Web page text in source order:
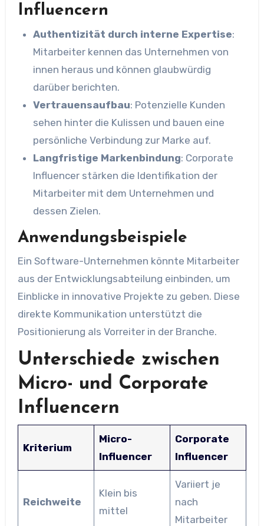
Influencern
Authentizität durch interne Expertise:
Mitarbeiter kennen das Unternehmen von
innen heraus und können glaubwürdig
darüber berichten.
Vertrauensaufbau: Potenzielle Kunden
sehen hinter die Kulissen und bauen eine
persönliche Verbindung zur Marke auf.
Langfristige Markenbindung: Corporate
Influencer stärken die Identifikation der
Mitarbeiter mit dem Unternehmen und
dessen Zielen.
Anwendungsbeispiele
Ein Software-Unternehmen könnte Mitarbeiter
aus der Entwicklungsabteilung einbinden, um
Einblicke in innovative Projekte zu geben. Diese
direkte Kommunikation unterstützt die
Positionierung als Vorreiter in der Branche.
Unterschiede zwischen
Micro- und Corporate
Influencern
Kriterium
Micro-
Influencer
Corporate
Influencer
Reichweite
Klein bis
mittel
Variiert je
nach
Mitarbeiter